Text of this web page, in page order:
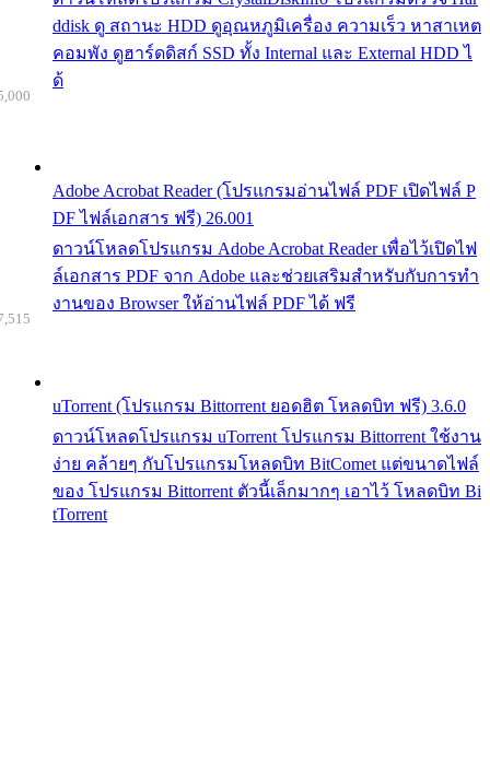
ddisk ดู สถานะ HDD ดูอุณหภูมิเครื่อง ความเร็ว หาสาเหต
คอมพัง ดูฮาร์ดดิสก์ SSD ทั้ง Internal และ External HDD ไ
ด้
Adobe Acrobat Reader (โปรแกรมอ่านไฟล์ PDF เปิดไฟล์ P
DF ไฟล์เอกสาร ฟรี) 26.001
ดาวน์โหลดโปรแกรม Adobe Acrobat Reader เพื่อไว้เปิดไฟ
ล์เอกสาร PDF จาก Adobe และช่วยเสริมสำหรับกับการทำ
งานของ Browser ให้อ่านไฟล์ PDF ได้ ฟรี
uTorrent (โปรแกรม Bittorrent ยอดฮิต โหลดบิท ฟรี) 3.6.0
ดาวน์โหลดโปรแกรม uTorrent โปรแกรม Bittorrent ใช้งาน
ง่าย คล้ายๆ กับโปรแกรมโหลดบิท BitComet แต่ขนาดไฟล์
ของ โปรแกรม Bittorrent ตัวนี้เล็กมากๆ เอาไว้ โหลดบิท Bi
tTorrent